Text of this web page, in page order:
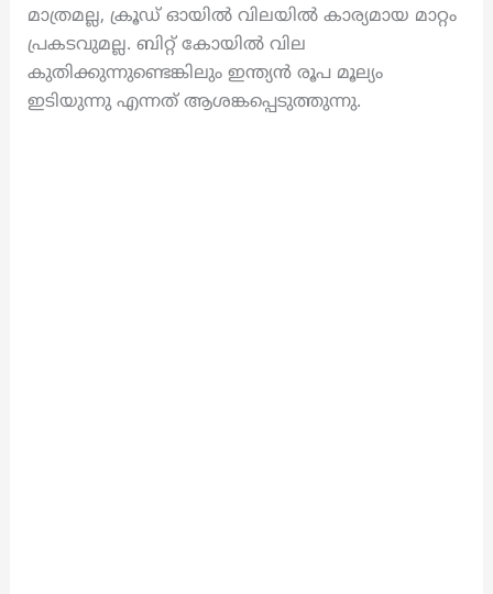
മാത്രമല്ല, ക്രൂഡ് ഓയില്‍ വിലയില്‍ കാര്യമായ മാറ്റം
പ്രകടവുമല്ല. ബിറ്റ് കോയില്‍ വില
കുതിക്കുന്നുണ്ടെങ്കിലും ഇന്ത്യന്‍ രൂപ മൂല്യം
ഇടിയുന്നു എന്നത് ആശങ്കപ്പെടുത്തുന്നു.